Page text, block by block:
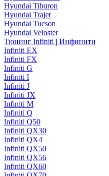
Hyundai Tiburon
Hyundai Trajet
Hyundai Tucson
Hyundai Veloster
Тюнинг Infiniti | Инфинити
Infiniti EX
Infiniti FX
Infiniti G
Infiniti I
Infiniti J
Infiniti JX
Infiniti M
Infiniti Q
Infiniti Q50
Infiniti QX30
Infiniti QX4
Infiniti QX50
Infiniti QX56
Infiniti QX60